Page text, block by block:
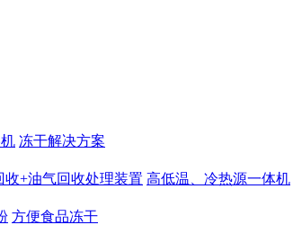
冻干解决方案
收+油气回收处理装置 高低温、冷热源一体机
方便食品冻干